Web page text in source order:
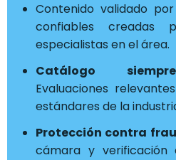
Contenido validado
confiables creadas
especialistas en el área.
Catálogo
Evaluaciones
estándares de la
Protección contra
cámara y verificación